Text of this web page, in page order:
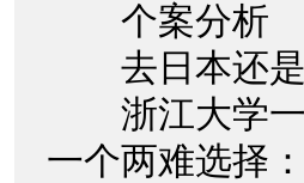
个案分析
去日本还是
浙江大学一
一个两难选择